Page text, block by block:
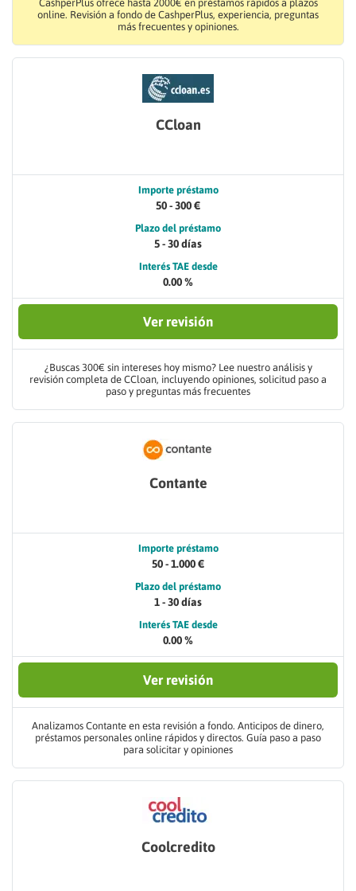
CashperPlus ofrece hasta 2000€ en préstamos rápidos a plazos
online. Revisión a fondo de CashperPlus, experiencia, preguntas
más frecuentes y opiniones.
CCloan
Importe préstamo
50 - 300 €
Plazo del préstamo
5 - 30 días
Interés TAE desde
0.00 %
Ver revisión
¿Buscas 300€ sin intereses hoy mismo? Lee nuestro análisis y
revisión completa de CCloan, incluyendo opiniones, solicitud paso a
paso y preguntas más frecuentes
Contante
Importe préstamo
50 - 1.000 €
Plazo del préstamo
1 - 30 días
Interés TAE desde
0.00 %
Ver revisión
Analizamos Contante en esta revisión a fondo. Anticipos de dinero,
préstamos personales online rápidos y directos. Guía paso a paso
para solicitar y opiniones
Coolcredito